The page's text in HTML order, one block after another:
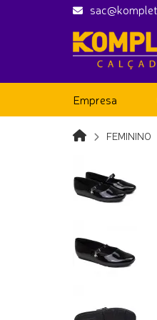
Empresa
FEMININO